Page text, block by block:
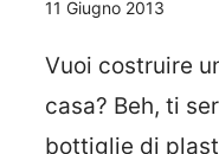
11 Giugno 2013
Vuoi costruire
casa? Beh, ti
bottiglie di